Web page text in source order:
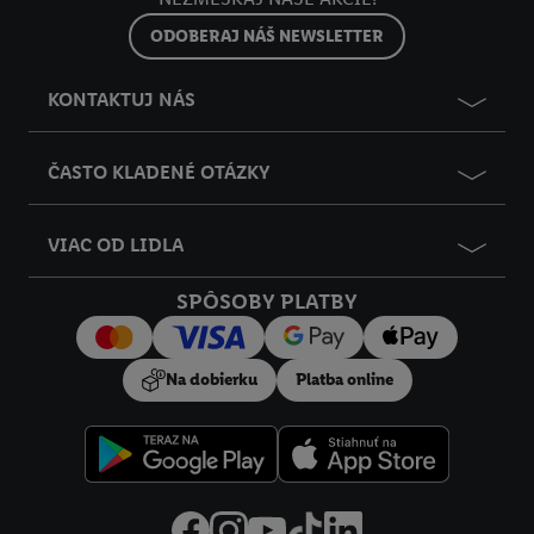
ODOBERAJ NÁŠ NEWSLETTER
KONTAKTUJ NÁS
ČASTO KLADENÉ OTÁZKY
VIAC OD LIDLA
SPÔSOBY PLATBY
Na dobierku Platba online
do budúcnosti nájdete v našichzásadách ochrany osobných
Imprint nájdete tu.